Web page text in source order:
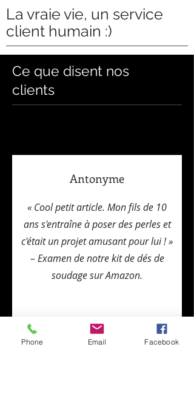
La vraie vie, un service
client humain :)
Ce que disent nos
clients
Antonyme
« Cool petit article. Mon fils de 10
ans s'entraîne à poser des perles et
c'était un projet amusant pour lui ! »
– Examen de notre kit de dés de
soudage sur Amazon.
Phone Email Facebook